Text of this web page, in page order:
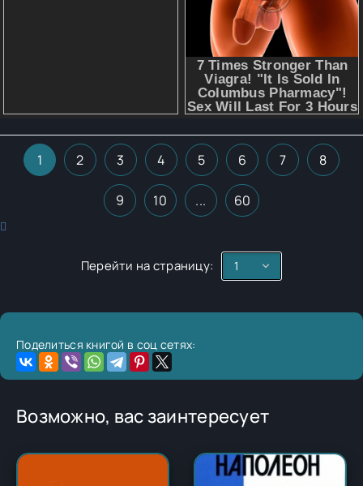
1 2 3 4 5 6 7 8
9 10 ... 60
Перейти на страницу:
Поделиться книгой в соц сетях:
Возможно, вас заинтересует